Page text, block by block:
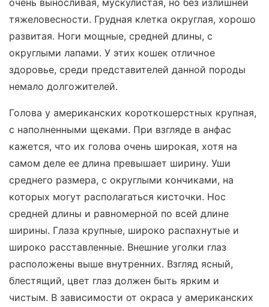
очень выносливая, мускулистая, но без излишней
тяжеловесности. Грудная клетка округлая, хорошо
развитая. Ноги мощные, средней длины, с
округлыми лапами. У этих кошек отличное
здоровье, среди представителей данной породы
немало долгожителей.
Голова у американских короткошерстных крупная,
с наполненными щеками. При взгляде в анфас
кажется, что их голова очень широкая, хотя на
самом деле ее длина превышает ширину. Уши
среднего размера, с округлыми кончиками, на
которых могут располагаться кисточки. Нос
средней длины и равномерной по всей длине
ширины. Глаза крупные, широко распахнутые и
широко расставленные. Внешние уголки глаз
расположены выше внутренних. Взгляд ясный,
блестящий, цвет глаз должен быть ярким и
чистым. В зависимости от окраса у американских